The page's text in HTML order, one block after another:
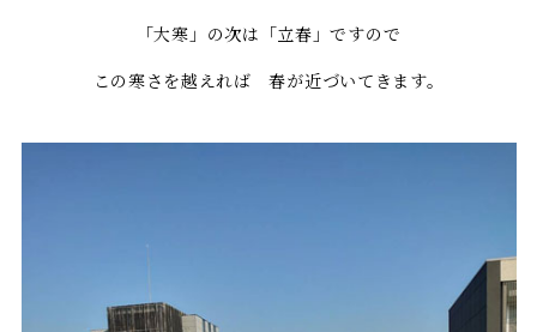
「大寒」の次は「立春」ですので
この寒さを越えれば 春が近づいてきます。